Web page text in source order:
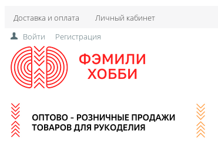
Доставка и оплата Личный кабинет
Войти Регистрация